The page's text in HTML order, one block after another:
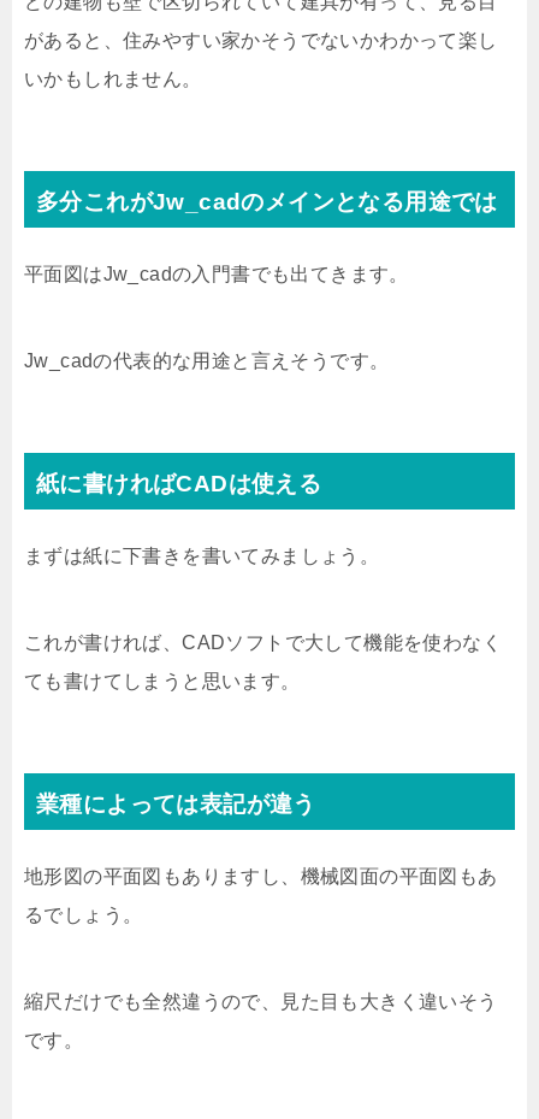
があると、住みやすい家かそうでないかわかって楽し
いかもしれません。
多分これがJw_cadのメインとなる用途では
平面図はJw_cadの入門書でも出てきます。
Jw_cadの代表的な用途と言えそうです。
紙に書ければCADは使える
まずは紙に下書きを書いてみましょう。
これが書ければ、CADソフトで大して機能を使わなく
ても書けてしまうと思います。
業種によっては表記が違う
地形図の平面図もありますし、機械図面の平面図もあ
るでしょう。
縮尺だけでも全然違うので、見た目も大きく違いそう
です。